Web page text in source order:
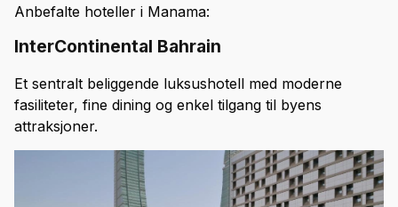
Anbefalte hoteller i Manama:
InterContinental Bahrain
Et sentralt beliggende luksushotell med moderne
fasiliteter, fine dining og enkel tilgang til byens
attraksjoner.